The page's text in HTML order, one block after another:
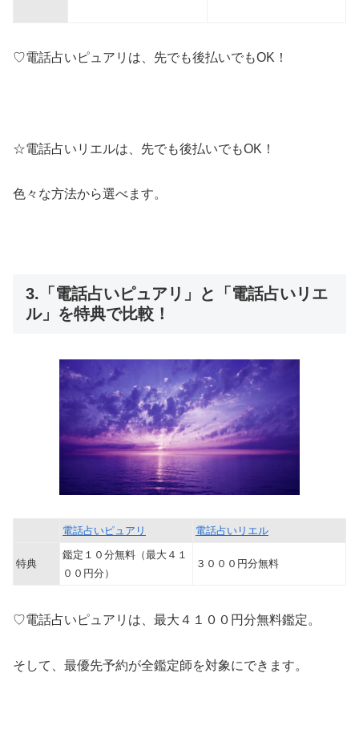
♡電話占いピュアリは、先でも後払いでもOK！
☆電話占いリエルは、先でも後払いでもOK！
色々な方法から選べます。
3.「電話占いピュアリ」と「電話占いリエ
ル」を特典で比較！
電話占いピュアリ 電話占いリエル
特典
鑑定１０分無料（最大４１
００円分）
３０００円分無料
♡電話占いピュアリは、最大４１００円分無料鑑定。
そして、最優先予約が全鑑定師を対象にできます。